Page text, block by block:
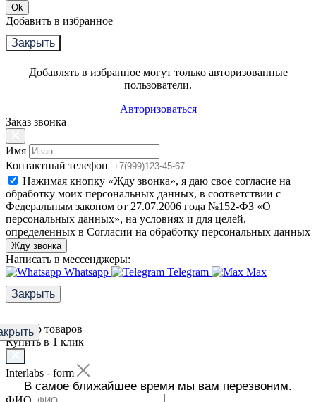
Ok
Добавить в избранное
Закрыть
Добавлять в избранное могут только авторизованные
пользователи.
Авторизоваться
Заказ звонка
Имя
Контактный телефон
Нажимая кнопку «Жду звонка», я даю свое согласие на
обработку моих персональных данных, в соответствии с
Федеральным законом от 27.07.2006 года №152-ФЗ «О
персональных данных», на условиях и для целей,
определенных в Согласии на обработку персональных данных
Жду звонка
Написать в мессенджеры:
Whatsapp
Telegram
Max
Закрыть
Фильтр товаров
Купить в 1 клик
Interlabs - form
В самое ближайшее время мы вам перезвоним.